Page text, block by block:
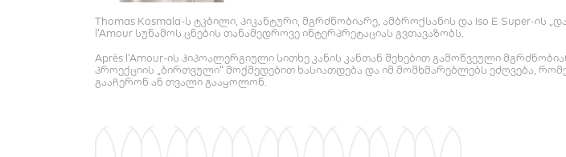
Thomas Kosmala-ს ტკბილი, პიკანტური, მგრძნობიარე, ამბროქსანის და Iso E Super-
l’Amour სუნამოს ცნების თანამედროვე ინტერპრეტაციას გვთავაზობს.
Après l’Amour-ის ჰიპოალერგიული სითხე კანის კანთან შეხებით გამოწვეული
პროექციის „ბირთვული“ მოქმედებით ხასიათდება და იმ მომხმარებლებს ეძღვება,
გააჩერონ ან თვალი გააყოლონ.